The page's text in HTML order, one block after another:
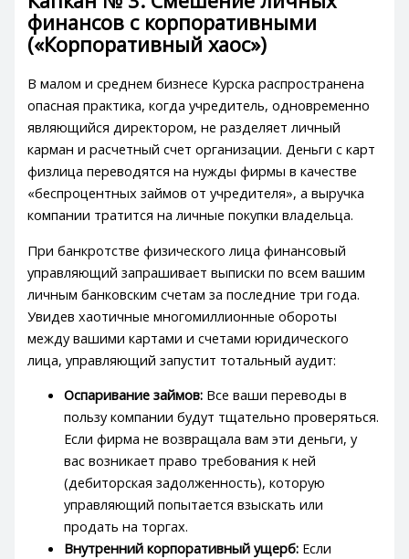
финансов с корпоративными
(«Корпоративный хаос»)
В малом и среднем бизнесе Курска распространена
опасная практика, когда учредитель, одновременно
являющийся директором, не разделяет личный
карман и расчетный счет организации. Деньги с карт
физлица переводятся на нужды фирмы в качестве
«беспроцентных займов от учредителя», а выручка
компании тратится на личные покупки владельца.
При банкротстве физического лица финансовый
управляющий запрашивает выписки по всем вашим
личным банковским счетам за последние три года.
Увидев хаотичные многомиллионные обороты
между вашими картами и счетами юридического
лица, управляющий запустит тотальный аудит:
Оспаривание займов: Все ваши переводы в
пользу компании будут тщательно проверяться.
Если фирма не возвращала вам эти деньги, у
вас возникает право требования к ней
(дебиторская задолженность), которую
управляющий попытается взыскать или
продать на торгах.
Внутренний корпоративный ущерб: Если